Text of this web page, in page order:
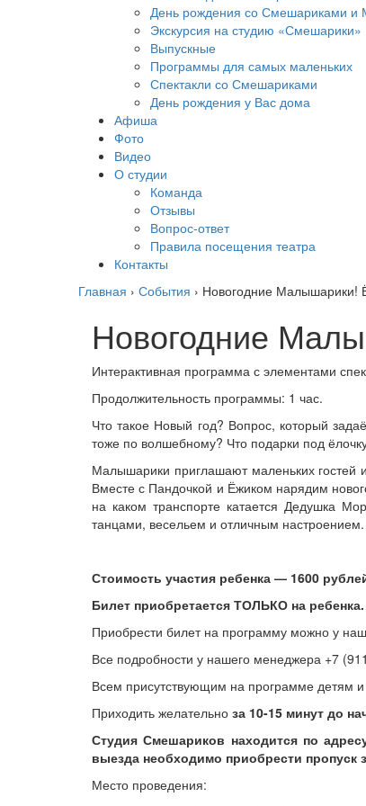
День рождения со Смешариками
Экскурсия на студию «Смешарики»
Выпускные
Программы для самых маленьких
Спектакли со Смешариками
День рождения у Вас дома
Афиша
Фото
Видео
О студии
Команда
Отзывы
Вопрос-ответ
Правила посещения театра
Контакты
Главная › События › Новогодние Малышарики!
Новогодние
Интерактивная программа с элементами
Продолжительность программы: 1 час.
Что такое Новый год? Вопрос, который
тоже по волшебному? Что подарки под
Малышарики приглашают маленьких гостей
Вместе с Пандочкой и Ёжиком нарядим
на каком транспорте катается Дедушка
танцами, весельем и отличным настроением.
Стоимость участия ребенка — 1600
Билет приобретается ТОЛЬКО на
Приобрести билет на программу можно у
Все подробности у нашего менеджера +7
Всем присутствующим на программе детям
Приходить желательно за 10-15 минут до
Студия Смешариков находится по
выезда необходимо приобрести пропуск
Место проведения: